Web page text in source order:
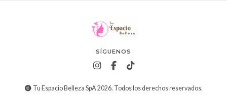
SÍGUENOS
Tu Espacio Belleza SpA 2026. Todos los derechos reservados.